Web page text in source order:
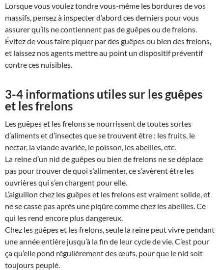
Lorsque vous voulez tondre vous-même les bordures de vos
massifs, pensez à inspecter d’abord ces derniers pour vous
assurer qu’ils ne contiennent pas de guêpes ou de frelons.
Évitez de vous faire piquer par des guêpes ou bien des frelons,
et laissez nos agents mettre au point un dispositif préventif
contre ces nuisibles.
3-4 informations utiles sur les guêpes
et les frelons
Les guêpes et les frelons se nourrissent de toutes sortes
d’aliments et d’insectes que se trouvent être : les fruits, le
nectar, la viande avariée, le poisson, les abeilles, etc.
La reine d’un nid de guêpes ou bien de frelons ne se déplace
pas pour trouver de quoi s’alimenter, ce s’avèrent être les
ouvrières qui s’en chargent pour elle.
L’aiguillon chez les guêpes et les frelons est vraiment solide, et
ne se casse pas après une piqûre comme chez les abeilles. Ce
qui les rend encore plus dangereux.
Chez les guêpes et les frelons, seule la reine peut vivre pendant
une année entière jusqu’à la fin de leur cycle de vie. C’est pour
ça qu’elle pond régulièrement des œufs, pour que le nid soit
toujours peuplé.